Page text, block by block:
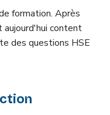
formation. Après
aujourd'hui content
des questions HSE